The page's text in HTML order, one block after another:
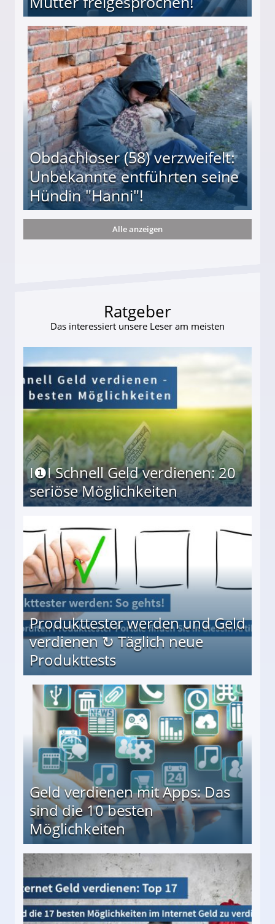
Mutter freigesprochen!
Obdachloser (58) verzweifelt:
Unbekannte entführten seine
Hündin "Hanni"!
entführten seine Hündin "Hanni"!
Alle anzeigen
Ratgeber
Das interessiert unsere Leser am meisten
I❶I Schnell Geld verdienen: 20
seriöse Möglichkeiten
Produkttester werden und Geld
verdienen ↻ Täglich neue
Produkttests
↻ Täglich neue Produkttests
Geld verdienen mit Apps: Das
sind die 10 besten
Möglichkeiten
besten Möglichkeiten